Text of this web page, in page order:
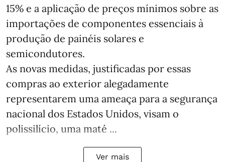
15% e a aplicação de preços mínimos sobre as
importações de componentes essenciais à
produção de painéis solares e
semicondutores.
As novas medidas, justificadas por essas
compras ao exterior alegadamente
representarem uma ameaça para a segurança
nacional dos Estados Unidos, visam o
polissilício, uma maté ...
Ver mais